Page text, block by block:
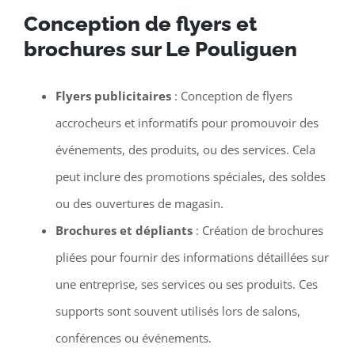
Conception de flyers et
brochures sur Le Pouliguen
Flyers publicitaires: Conception de flyers
accrocheurs et informatifs pour promouvoir des
événements, des produits, ou des services. Cela
peut inclure des promotions spéciales, des soldes
ou des ouvertures de magasin.
Brochures et dépliants: Création de brochures
pliées pour fournir des informations détaillées sur
une entreprise, ses services ou ses produits. Ces
supports sont souvent utilisés lors de salons,
conférences ou événements.